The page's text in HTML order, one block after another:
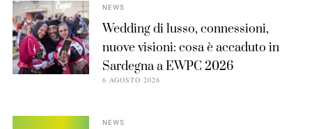
NEWS
Wedding di lusso, connessioni,
nuove visioni: cosa è accaduto in
Sardegna a EWPC 2026
6 AGOSTO 2026
NEWS